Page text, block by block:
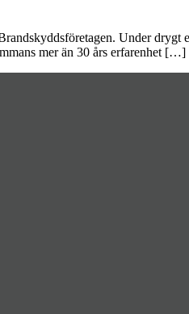
Under
mer än 30 års erfarenhet […]